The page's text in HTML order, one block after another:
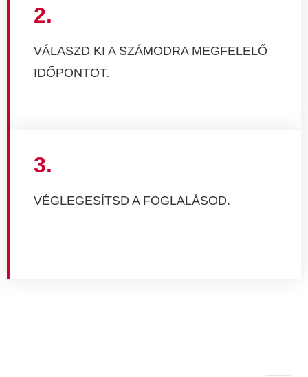
2.
VÁLASZD KI A SZÁMODRA MEGFELELŐ
IDŐPONTOT.
3.
VÉGLEGESÍTSD A FOGLALÁSOD.